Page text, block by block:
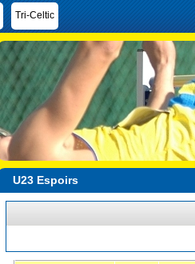
Tri-Celtic
U23 Espoirs